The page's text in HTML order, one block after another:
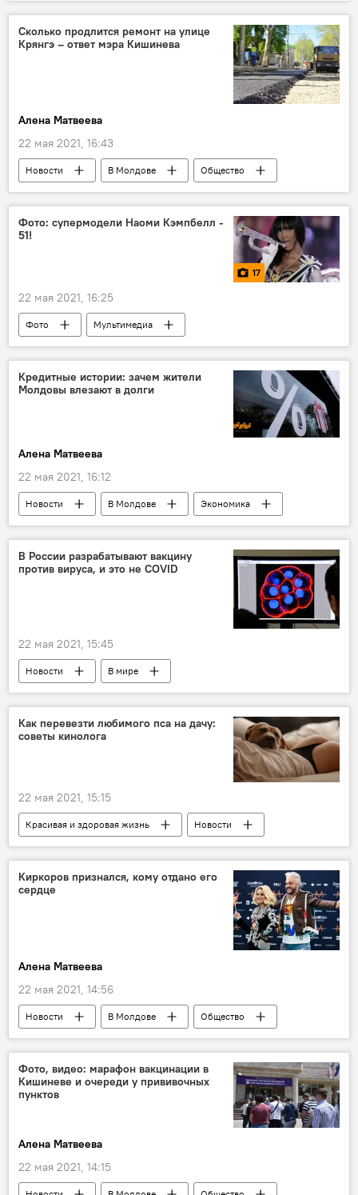
Сколько продлится ремонт на улице
Крянгэ – ответ мэра Кишинева
Алена Матвеева
22 мая 2021, 16:43
Новости В Молдове
Общество
Новости Кишинева
Фото: супермодели Наоми Кэмпбелл -
51!
17
22 мая 2021, 16:25
Фото Мультимедиа
Кредитные истории: зачем жители
Молдовы влезают в долги
Алена Матвеева
22 мая 2021, 16:12
Новости В Молдове Экономика
В России разрабатывают вакцину
против вируса, и это не COVID
22 мая 2021, 15:45
Новости
В мире
Наука и технологии
Россия
Как перевезти любимого пса на дачу:
советы кинолога
22 мая 2021, 15:15
Красивая и здоровая жизнь
Новости
В мире
Общество Россия
Киркоров признался, кому отдано его
сердце
Алена Матвеева
22 мая 2021, 14:56
Новости В Молдове
Общество
Культура
В мире Общество
Фото, видео: марафон вакцинации в
Кишиневе и очереди у прививочных
пунктов
Алена Матвеева
22 мая 2021, 14:15